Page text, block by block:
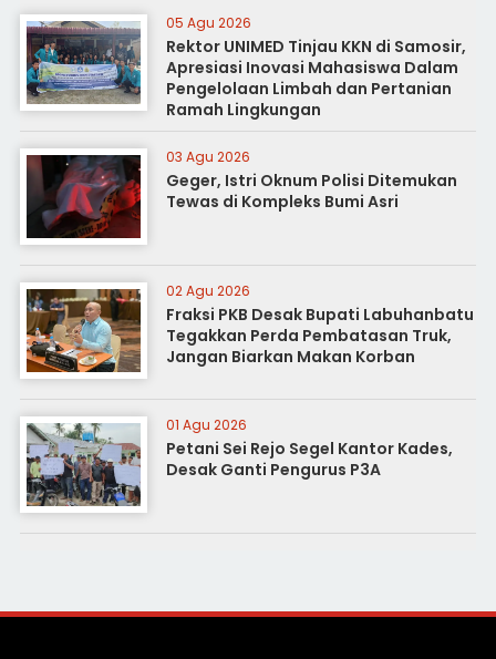
05 Agu 2026
Rektor UNIMED Tinjau KKN di Samosir,
Apresiasi Inovasi Mahasiswa Dalam
Pengelolaan Limbah dan Pertanian
Ramah Lingkungan
03 Agu 2026
Geger, Istri Oknum Polisi Ditemukan
Tewas di Kompleks Bumi Asri
02 Agu 2026
Fraksi PKB Desak Bupati Labuhanbatu
Tegakkan Perda Pembatasan Truk,
Jangan Biarkan Makan Korban
01 Agu 2026
Petani Sei Rejo Segel Kantor Kades,
Desak Ganti Pengurus P3A